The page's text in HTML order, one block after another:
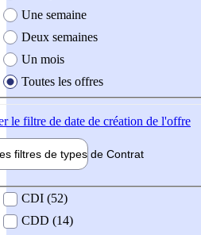
Une semaine
Deux semaines
Un mois
Toutes les offres
le filtre de date de création de l'offre
filtres de types de Contrat
contrat
CDI (52)
CDD (14)